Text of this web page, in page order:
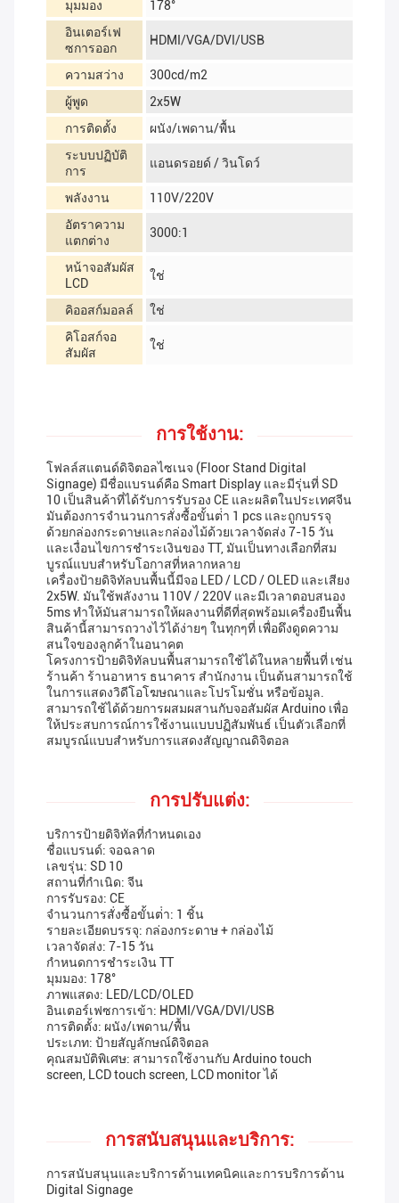
มุมมอง
178°
อินเตอร์เฟ
ซการออก
HDMI/VGA/DVI/USB
ความสว่าง
300cd/m2
ผู้พูด
2x5W
การติดตั้ง
ผนัง/เพดาน/พื้น
ระบบปฏิบัติ
การ
แอนดรอยด์ / วินโดว์
พลังงาน
110V/220V
อัตราความ
แตกต่าง
3000:1
หน้าจอสัมผัส
LCD
ใช่
คิออสก์มอลล์
ใช่
คิโอสก์จอ
สัมผัส
ใช่
การใช้งาน:
โฟลล์สแตนด์ดิจิตอลไซเนจ (Floor Stand Digital
Signage) มีชื่อแบรนด์คือ Smart Display และมีรุ่นที่ SD
10 เป็นสินค้าที่ได้รับการรับรอง CE และผลิตในประเทศจีน
มันต้องการจํานวนการสั่งซื้อขั้นต่ํา 1 pcs และถูกบรรจุ
ด้วยกล่องกระดาษและกล่องไม้ด้วยเวลาจัดส่ง 7-15 วัน
และเงื่อนไขการชําระเงินของ TT, มันเป็นทางเลือกที่สม
บูรณ์แบบสําหรับโอกาสที่หลากหลาย
เครื่องป้ายดิจิทัลบนพื้นนี้มีจอ LED / LCD / OLED และเสียง
2x5W. มันใช้พลังงาน 110V / 220V และมีเวลาตอบสนอง
5ms ทําให้มันสามารถให้ผลงานที่ดีที่สุดพร้อมเครื่องยืนพื้น
สินค้านี้สามารถวางไว้ได้ง่ายๆ ในทุกๆที่ เพื่อดึงดูดความ
สนใจของลูกค้าในอนาคต
โครงการป้ายดิจิทัลบนพื้นสามารถใช้ได้ในหลายพื้นที่ เช่น
ร้านค้า ร้านอาหาร ธนาคาร สํานักงาน เป็นต้นสามารถใช้
ในการแสดงวิดีโอโฆษณาและโปรโมชั่น หรือข้อมูล.
สามารถใช้ได้ด้วยการผสมผสานกับจอสัมผัส Arduino เพื่อ
ให้ประสบการณ์การใช้งานแบบปฏิสัมพันธ์ เป็นตัวเลือกที่
สมบูรณ์แบบสําหรับการแสดงสัญญาณดิจิตอล
การปรับแต่ง:
บริการป้ายดิจิทัลที่กําหนดเอง
ชื่อแบรนด์: จอฉลาด
เลขรุ่น: SD 10
สถานที่กําเนิด: จีน
การรับรอง: CE
จํานวนการสั่งซื้อขั้นต่ํา: 1 ชิ้น
รายละเอียดบรรจุ: กล่องกระดาษ + กล่องไม้
เวลาจัดส่ง: 7-15 วัน
กําหนดการชําระเงิน TT
มุมมอง: 178°
ภาพแสดง: LED/LCD/OLED
อินเตอร์เฟซการเข้า: HDMI/VGA/DVI/USB
การติดตั้ง: ผนัง/เพดาน/พื้น
ประเภท: ป้ายสัญลักษณ์ดิจิตอล
คุณสมบัติพิเศษ: สามารถใช้งานกับ Arduino touch
screen, LCD touch screen, LCD monitor ได้
การสนับสนุนและบริการ:
การสนับสนุนและบริการด้านเทคนิคและการบริการด้าน
Digital Signage